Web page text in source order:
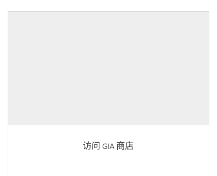
访问 GIA 商店